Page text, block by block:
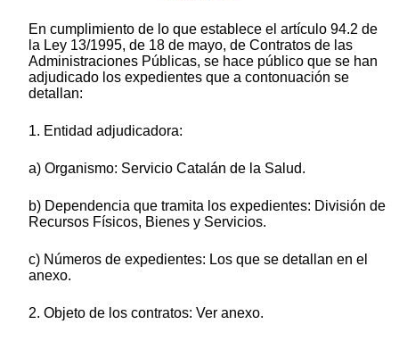
En cumplimiento de lo que establece el artículo 94.2 de
la Ley 13/1995, de 18 de mayo, de Contratos de las
Administraciones Públicas, se hace público que se han
adjudicado los expedientes que a contonuación se
detallan:
1. Entidad adjudicadora:
a) Organismo: Servicio Catalán de la Salud.
b) Dependencia que tramita los expedientes: División de
Recursos Físicos, Bienes y Servicios.
c) Números de expedientes: Los que se detallan en el
anexo.
2. Objeto de los contratos: Ver anexo.